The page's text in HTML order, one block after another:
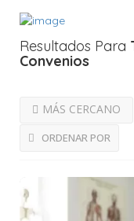
Resultados Para
Convenios
MÁS CERCANO
ORDENAR POR